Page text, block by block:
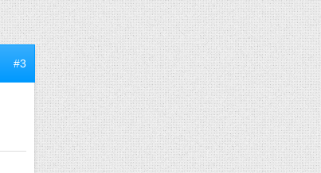
#3